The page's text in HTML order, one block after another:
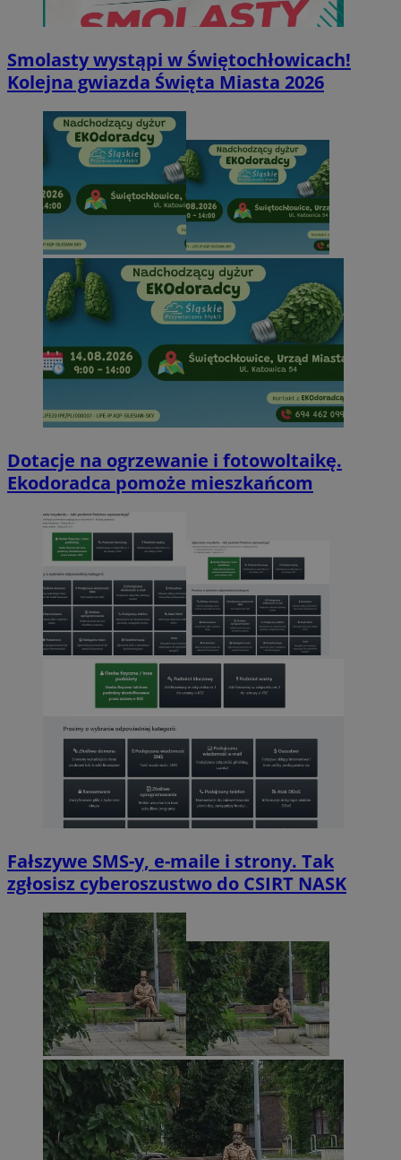
Smolasty wystąpi w Świętochłowicach!
Kolejna gwiazda Święta Miasta 2026
Dotacje na ogrzewanie i fotowoltaikę.
Ekodoradca pomoże mieszkańcom
Fałszywe SMS-y, e-maile i strony. Tak
zgłosisz cyberoszustwo do CSIRT NASK